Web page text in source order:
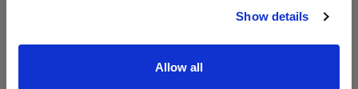
Show details
Allow all